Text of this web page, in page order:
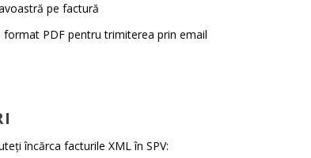
pe factură
PDF pentru trimiterea prin email
încărca facturile XML în SPV: